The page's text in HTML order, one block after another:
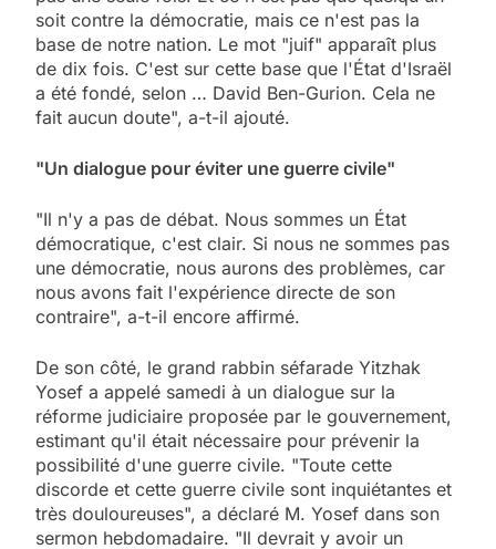
soit contre la démocratie, mais ce n'est pas la
base de notre nation. Le mot "juif" apparaît plus
de dix fois. C'est sur cette base que l'État d'Israël
a été fondé, selon … David Ben-Gurion. Cela ne
fait aucun doute", a-t-il ajouté.
"Un dialogue pour éviter une guerre civile"
"Il n'y a pas de débat. Nous sommes un État
démocratique, c'est clair. Si nous ne sommes pas
une démocratie, nous aurons des problèmes, car
nous avons fait l'expérience directe de son
contraire", a-t-il encore affirmé.
De son côté, le grand rabbin séfarade Yitzhak
Yosef a appelé samedi à un dialogue sur la
réforme judiciaire proposée par le gouvernement,
estimant qu'il était nécessaire pour prévenir la
possibilité d'une guerre civile. "Toute cette
discorde et cette guerre civile sont inquiétantes et
très douloureuses", a déclaré M. Yosef dans son
sermon hebdomadaire. "Il devrait y avoir un